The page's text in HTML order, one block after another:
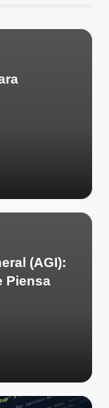
(AGI):
Piensa